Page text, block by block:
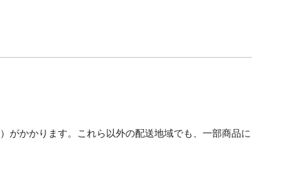
がかかります。これら以外の配送地域でも、一部商品に